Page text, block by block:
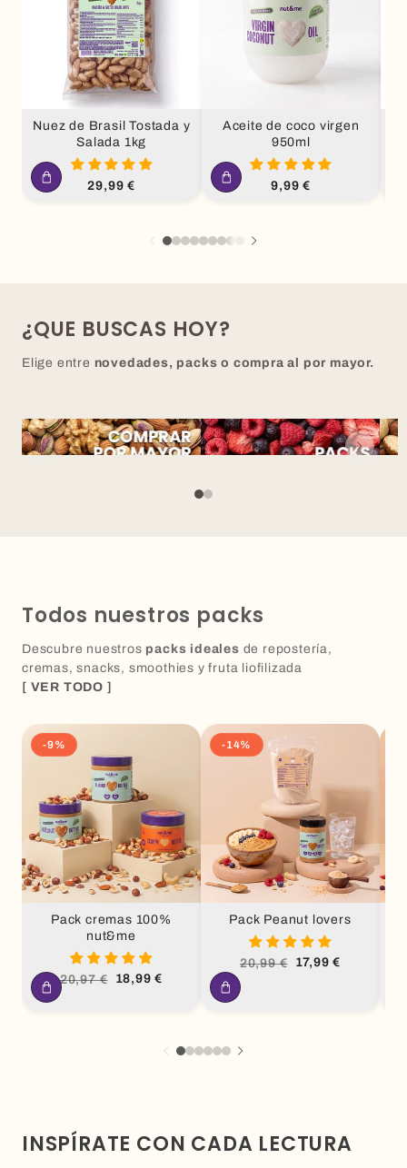
Nuez de Brasil Tostada y
Salada 1kg
Precio
29,99 €
Aceite de coco virgen
950ml
Precio
9,99 €
¿QUE BUSCAS HOY?
Elige entre novedades, packs o compra al por mayor.
Todos nuestros packs
Descubre nuestros packs ideales de repostería,
cremas, snacks, smoothies y fruta liofilizada
[ VER TODO ]
-9%
Pack cremas 100%
nut&me
Precio
habitual
20,97 €
Precio
de
18,99 €
-14%
Pack Peanut lovers
Precio
habitual
20,99 €
Precio
de
oferta
17,99 €
INSPÍRATE CON CADA LECTURA